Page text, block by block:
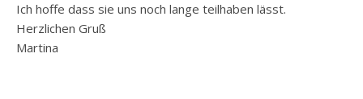
Ich hoffe dass sie uns noch lange teilhaben lässt.
Herzlichen Gruß
Martina